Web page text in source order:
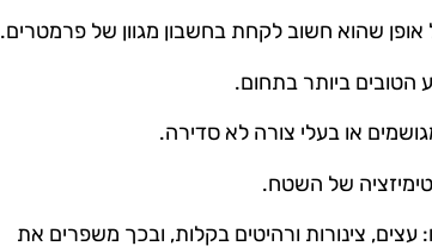
שהוא חשוב לקחת בחשבון מגוון של פרמטרים.
הטובים ביותר בתחום.
או בעלי צורה לא סדירה.
של השטח.
צינורות ורהיטים בקלות, ובכך משפרים את